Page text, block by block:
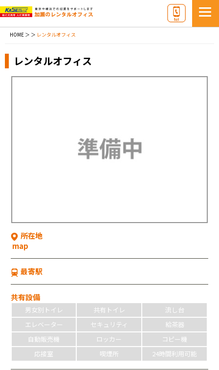
HOME ＞ ＞ レンタルオフィス
レンタルオフィス
所在地
map
最寄駅
共有設備
男女別トイレ 共有トイレ
流し台
エレベーター
セキュリティ
給茶器
自動販売機
ロッカー
コピー機
応接室
喫煙所 24時間利用可能